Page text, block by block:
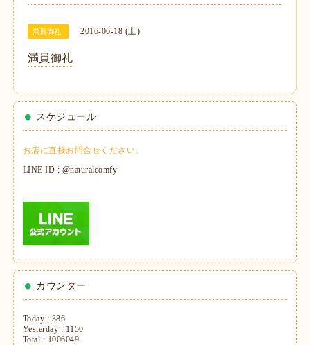
満員御礼 2016-06-18 (土)
満員御礼
スケジュール
お店に直接お問合せください。
LINE ID : @naturalcomfy
カウンター
Today : 386
Yesterday : 1150
Total : 1006049